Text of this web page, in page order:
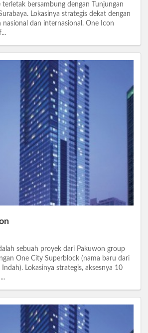
terletak bersambung dengan Tunjungan
Lokasinya strategis dekat dengan
dan internasional. One Icon
sebuah proyek dari Pakuwon group
One City Superblock (nama baru dari
Lokasinya strategis, aksesnya 10